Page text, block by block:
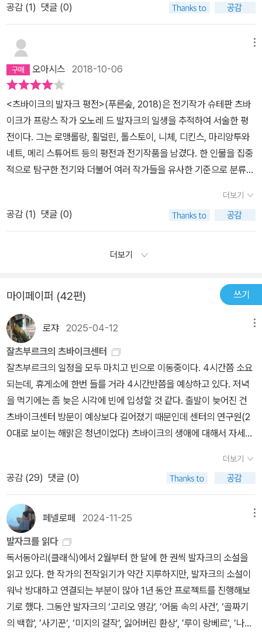
======================================
===========================츠바이크의 <발자크
평전> 절반을 읽었다.워낙 방대한 분량이라, 일단 절반의 리뷰를 작
성해봤다.순전히 나의 망각에 대비한 것이다.
던 츠바이크였기에 발자크에 대하여 이런 말을 할 수 있으리라. 발자
크의 속도로 삶을 사는 일. 열정과 자신감과 의지로 일관하는 삶에 대
하여 읽는 일은 타인의 힘겨운 삶을 통하여 에너지를 얻는 일이 되리
라 생각한다. 글을 쓰는 이들이라면 발자크 평전을 꼭 틈내서 읽어보
라고 권하고 싶다.-------------------481쪽에 '버력덩이'란 말이
나온다. '버력'이란, '광석이나 석탄을 캘 때 나오는, 광물 성분이 섞이
지 않은 잡돌'을 가리키는 말인데, 이것들이 덩어지진 게 아니라, 더미
로 쌓여있는 것이므로 버력더미라고 쓴다.
썼고, 이 74개의 소설들 안에서 수많은 풍경들, 집들, 거리들과 2천
명의 인물들을 가진, 자신만의 세계를 창조해낸 바로 그 사람이었다.
(235쪽)​-그의 동시대 사람들 중 누구도 그의 진짜 본질을 알지 못했
한 시간 동안만 그림자처럼 스쳐지나갈 수 있듯이, 발자크에게도 오
직 짧은 순간만 자유의 숨결이 허용되어 있었을 뿐, 그는 언제나 다시
노동의 감옥 속으로 되돌아가야 했기 때문이다. (260쪽)​-그것은 이
미 쓰인 소설들과 나란히 아직 쓰이지 않은 소설들을 하나 하나 거론
하고 있으며, 그것을 읽고 있노라면 소포클레스의 사라져버린 희곡들
과, 우리에게 전해지지 않는 레오나르도 다 빈치의 그림 목록들을 읽
을 때 못지않은 슬픔을 느끼게 된다. (564쪽) 발자크는 그럭저럭 유
만 네 살이 될 때까지 돌봐주지도 않고, 돌아와서도 엄격한 어머니 밑
집을 나가게 된다. 어머니가 나이 차 많은 남편과의 사이에서 난 오노
아이에게만 애정을 가졌다는데 참으로 어미 자격 없는 사람이다. ​ 만
약 어릴 때 양친의 사랑을 듬뿍 받았더라면 그가 나이 많은 여인들에
게서 애정을 갈구했던 것이나, 남들 눈을 찌푸리게 만들었던 생활패
턴 같은 것들이 달라지지 않았을까? 발자크가 스물두 살에 만난 드
베르니 부인은 마흔 여섯이었다. 어쩌면 어린시절 내내 냉담했던 어
머니를 대신할 사람으로 선택했는지도 모르겠다.'마흔 살의 여자는 당
신을 위해 무슨 일이든 할 것이다. 스무 살 여자는 아무 일도 안 한
다.'(127쪽)​-그녀는 내게 어머니, 여자친구, 가족, 동반자, 충고자였
다. 그녀는 나를 작가로 만들었고, 젊은 나를 위로해주었으며, 내게 취
향을 마련해주었고, 누이처럼 함께 울고 웃었다. 그녀는 언제나 고통
을 진정시켜주는 선량한 꿈처럼 나타났다……. 그녀가 없었다면 나는
로는 몇 번이고 그에게 차라리 금장식이 달린 펜 깎는 칼과 보석이 박
힌 산책용 지팡이 따위 몇 가지를 포기하고, 그렇게 지나치게 성급한
생산으로 골수를 손상시키지 말라고 충고하곤 했다. (403쪽)​-일에
녹초가 되고, 의무에 시달리고, 빚에 억눌리고, 언제나 다시 '폭풍우
같은 삶' 속으로 이끌려 들어가면서 그는 끊임없이 자기에게 어머니,
누이, 애인, 도움의 손길이 되어줄 여자, 드 베르니 부인이 형성기에
해주었던 역할을 해줄 여자를 찾고 있었다. 언제나 다시금 찾도록 만
든 것은 모험 욕구도, 감각성도, 에로티시즘도 아니었고 정반대로 정
열적인 휴식의 욕구였다. (201쪽)​-수많은 사람들과 일시적으로 알고
직업과 사상과 감정과 맥락들을 포괄하는 복잡한 문학적 시대사를 썼
습니다. 그것이 인간희극이라는 걸작입니다. 한두개의 소설이 아닌
소설의 군집으로 또다른 큰 문학의 지평을 열었습니다.사실주의의
극한을 달린 천재, 광기의 천재라고 밖에는 붙여질 형용사가 많지 않
습니다. 그러나 이와 반대로 평생을 짊어진 부채, 낭비벽, 사업실패,
인생의 오판이 그 스스로가 자신을 희생시켜 하나의 소설을 완성 하
는 듯합니다. 19세기 프랑스의 상을 사실적으로 묘사한 소설들에 그
의 인생이 덧붙여져 시대상을 또렷하게 새깁니다.발자크에 있어 힘겨
아 있는 것은 두려움과 인생의 쓴맛이 아니었습니다. 그에게 남은 것
은 다시 해볼 수 있다는 성공할 수 있다는 의지의 샘솟음이었습니다.
여기에 그의 위대함이 있습니다. 그의 진정한 천재성은 의지력에 있
적인 의지력과 하루 16시간의 집필을 평생한 그의 꾸준함, 그리고 현
가진 그의 모습에서 100분의 1, 아니 1000분의 1이라도 닮고 싶습니
다.발자크 평전입니다. 그렇기에 그에 대해 긴시간 생각하며, 경외감
을 느낀 시간입니다. 그러나 발자크와 더불어 그의 생애를 이렇듯 폭
발적인 언어로 기술한 슈테판 츠바이크 또한 대단하단 생각뿐입니다.
발자크의 인생을 글 속에서 오롯이 만끽할 수 있습니다. 그의 열정적
인생만큼이나 글의 전개에서 뿜어져 나오는 열정 또한 대단합니다.
개인적인 생각입니다만, 러시아의 대문호 도스코예프스키의 일화와
더불어 이 책을 보면 즐거움이 배가 될 듯합니다. 또한 글 중 폴발레리
에 관한 한줄이 나와 상당히 반가웠습니다.2009/01/16 - [독서 흔
곡을 언젠가 읽을 날이 오길 바라는 맘으로 서평을 마무리합니다. 곧
제 손에 고리오 영감이 들려져 있길 기대합니다.
에 살았다면 불멸을 바라보며 엄청난 노동을 감내한 이 사내를, 하루
만큼의 전망도 갖지 못하고 사는 나는 결코 알아볼 수 없었겠지. 너무
나 우스꽝스러워서 차라리 미친 거 아닐까 의심하며 쳐다보지도 않았
을 것이다. 다행히 나는 150년 뒤에 살아서 츠바이크 같은 사람의 격
렬하고도 생생한 안내를 따라 발자크라는 인간을 만난다.<외제니 그
랑데>와 <사촌 베뜨>를 어떻게든 읽어봐야겠다. 일단 내일 <잃어버
린 환상>이 집에 도착하니 그것부터 읽고. 에 또 불어 공부를 해야하
는데.
공감 (1) 댓글 (0)
오아시스 2018-10-06
<츠바이크의 발자크 평전>(푸른숲, 2018)은 전기작가 슈테판 츠바
이크가 프랑스 작가 오노레 드 발자크의 일생을 추적하여 서술한 평
전이다. 그는 로맹롤랑, 횔덜린, 톨스토이, 니체, 디킨스, 마리앙투와
네트, 메리 스튜어트 등의 평전과 전기작품을 남겼다. 한 인물을 집중
적으로 탐구한 전기와 더불어 여러 작가들을 유사한 기준으로 분류하
인의 거장-발자크, 디킨스, 도스토옙스키>(1920), 2부 <데몬과의
싸움-횔덜린, 클라이스트, 니체>(1929), 3부<3인 시인의 생애 – 카
사노바, 스탕달, 톨스토이>(1928)을 출간했고, 이어 <정신에 의한
치료-메스머, 메리 베이커 에디, 프로이트>(1931)도 출간했다. 츠바
작품으로 상당한 규모의 <발자크 평전>을 쓰게 된다. 1939년 로맹
롤랑에게 보낸 편지에서는 ‘30년 전부터 발자크를 읽고 또 읽고 있으
며, 언제나 거듭 경탄하게 된다’(서문 중)라 고백한 바 있다. 그는 방
대한 양의 발자크 관련 자료를 토대로 책의 골격을 세워놓았으나 미
완의 상태로 1942년 생을 마감한다. <츠바이크의 발자크 평전>은
츠바이크 사후 3년 동료인 리하르트 프리덴탈이 정밀한 검토보완을
거쳐 발간한 작품이다. 유럽 3대 전기작가로 불리는 츠바이크는 1
881년 오스트리아 빈에서 태어났다. 당시 유럽에서 가장 유명한 장
서가였으며 제네바 국제연맹 지적협력위원회가 공인한 ‘세계에서 가
장 많이 번역소개된 작가’(<어제의 세계>(지식공작소, 2014))였다.
3), <마리 앙투와네트>(1932), <메리 스튜어트>(1935) 등의 전기
작품을 비롯하여 희곡 <예레미아>(1917), 소설 <체스이야기>(194
1)를 남겼다. 거장들이 지닌 창조의 비밀을 파악하기 위해 30~40년
간 4천가지가 넘는 필적을 수집하기도 했다. 츠바이크는 자서전인 <
어제의 세계>에서 ‘수집활동의 마지막 10년 동안 기획한 것은 그것
을 체계적으로 정련시켜 가는 일’이라 밝혔다. 그는 특히 발자크의 소
설 교정지에 대해 ‘어느 페이지나 그야말로 하나의 전쟁터였으며, 수
없이 많은 수정과 말로는 표현할 수 없는 명료함을 가지고 교정에 교
정을 거듭하고 있는 거인적인 투쟁을 표현하고 있었다’라 언급한다.
<발자크 평전>은 평생에 걸쳐 수집한 예술혼의 비밀문서에서 창조의
과정을 밝혀내고 있는 츠바이크식 치밀함의 결정체이다. 책은 발자
더보기
공감 (1) 댓글 (0)
더보기
마이페이퍼 (42편) 쓰기
로쟈 2025-04-12
잘츠부르크의 츠바이크센터
잘츠부르크의 일정을 모두 마치고 빈으로 이동중이다. 4시간쯤 소요
되는데, 휴게소에 한번 들를 거라 4시간반쯤을 예상하고 있다. 저녁
을 먹기에는 좀 늦은 시각에 빈에 입성할 것 같다. 출발이 늦어진 건
츠바이크센터 방문이 예상보다 길어졌기 때문인데 센터의 연구원(2
0대로 보이는 해맑은 청년이었다) 츠바이크의 생애에 대해서 자세하
무질박물관이 연구센터를 겸하고 있는 것과 마찬가지로 츠바이크센
터는 작가박물관을 겸하고 있었다. 잘츠부르크에 츠바이크센터가 들
어선 배경은 앞서 적었는데 사실 츠바이크의 저택이 센터가 된 건 아
니다(막연히 그런 줄로 알았다). 츠바이크가 살던 집은 현재 개인 소
유이고 현재의 센터는 그와는 떨어진 곳에 있다. 원래의 집은 츠바이
크가 한눈에 반해서 1919년에 구입했다고 알려진다. 그러나 1920년
에 잘츠부르크 페스티벌이 개최되면서 츠바이크는 잘츠부르크에 거
처를 정한 일을 후회했다고. 사교성이 없는 편이었던 빈 출신의 츠바
이크가 사람들을 피하려 옮겨온 곳이 잘츠부르크의 언덕집이었는데
페스티벌이 열리면서 해마다 여름이면 세계 각지에서 사람들이 찾는
장소가 되었던 것이다. 연구원에 따르면 츠바이크는 해마다 축제기간
더보기
공감 (29) 댓글 (0)
페넬로페 2024-11-25
발자크를 읽다
독서동아리(클래식)에서 2월부터 한 달에 한 권씩 발자크의 소설을
읽고 있다. 한 작가의 전작읽기가 약간 지루하지만, 발자크의 소설이
워낙 방대하고 연결되는 부분이 많아 1년 동안 프로젝트를 진행해보
기로 했다. 그동안 발자크의 ‘고리오 영감’, ‘어둠 속의 사건’, ‘골짜기
의 백합’, ’사기꾼‘, ‘미지의 걸작’, 잃어버린 환상‘, ’루이 랑베르‘, ’나귀